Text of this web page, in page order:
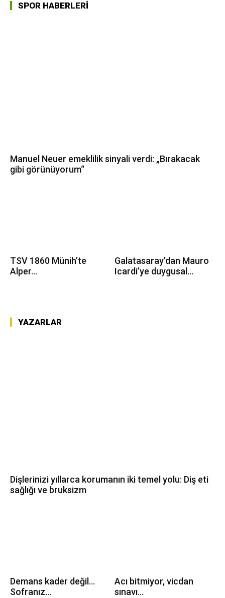
SPOR HABERLERİ
Manuel Neuer emeklilik sinyali verdi: „Bırakacak
gibi görünüyorum“
TSV 1860 Münih’te
Alper...
Galatasaray’dan Mauro
Icardi’ye duygusal...
YAZARLAR
Dişlerinizi yıllarca korumanın iki temel yolu: Diş eti
sağlığı ve bruksizm
Demans kader değil…
Sofranız...
Acı bitmiyor, vicdan
sınavı...